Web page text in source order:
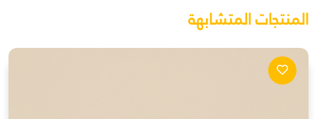
المنتجات المتشابهة